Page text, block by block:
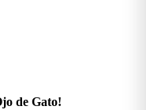
de Gato!